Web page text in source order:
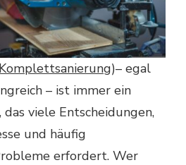
Komplettsanierung)– egal
– ist immer ein
viele Entscheidungen,
und häufig
erfordert. Wer